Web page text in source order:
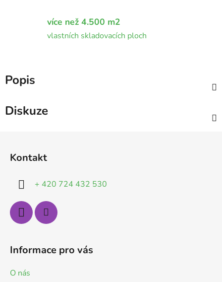
více než 4.500 m2
vlastních skladovacích ploch
Popis
Diskuze
Kontakt
+ 420 724 432 530
Informace pro vás
O nás